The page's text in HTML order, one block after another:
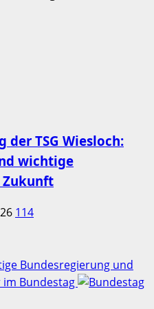
TSG Wiesloch:
wichtige
Zukunft
114
Bundesregierung und
Bundestag